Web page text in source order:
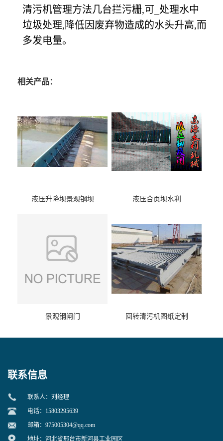
清污机管理方法几台拦污栅,可_处理水中
垃圾处理,降低因废弃物造成的水头升高,而
多发电量。
相关产品：
液压升降坝景观钢坝 液压合页坝水利
景观钢闸门 回转清污机图纸定制
联系信息
联系人：刘经理
电话：15803295639
邮箱： 975005304@qq.com
地址：河北省邢台市新河县工业园区